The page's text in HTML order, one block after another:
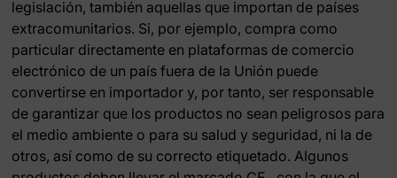
legislación, también aquellas que importan de países
extracomunitarios. Si, por ejemplo, compra como
particular directamente en plataformas de comercio
electrónico de un país fuera de la Unión puede
convertirse en importador y, por tanto, ser responsable
de garantizar que los productos no sean peligrosos para
el medio ambiente o para su salud y seguridad, ni la de
otros, así como de su correcto etiquetado. Algunos